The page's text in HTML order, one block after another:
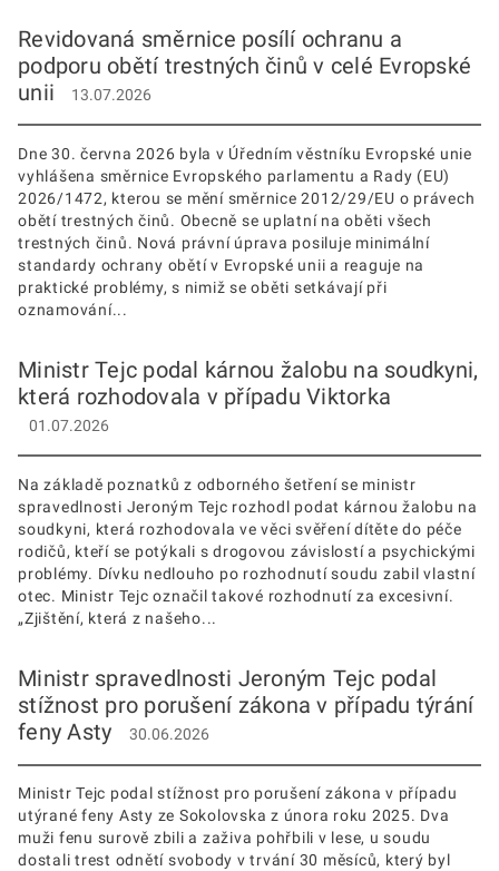
Revidovaná směrnice posílí ochranu a
podporu obětí trestných činů v celé Evropské
unii
13.07.2026
Dne 30. června 2026 byla v Úředním věstníku Evropské unie
vyhlášena směrnice Evropského parlamentu a Rady (EU)
2026/1472, kterou se mění směrnice 2012/29/EU o právech
obětí trestných činů. Obecně se uplatní na oběti všech
trestných činů. Nová právní úprava posiluje minimální
standardy ochrany obětí v Evropské unii a reaguje na
praktické problémy, s nimiž se oběti setkávají při
oznamování...
Ministr Tejc podal kárnou žalobu na soudkyni,
která rozhodovala v případu Viktorka
01.07.2026
Na základě poznatků z odborného šetření se ministr
spravedlnosti Jeroným Tejc rozhodl podat kárnou žalobu na
soudkyni, která rozhodovala ve věci svěření dítěte do péče
rodičů, kteří se potýkali s drogovou závislostí a psychickými
problémy. Dívku nedlouho po rozhodnutí soudu zabil vlastní
otec. Ministr Tejc označil takové rozhodnutí za excesivní.
„Zjištění, která z našeho...
Ministr spravedlnosti Jeroným Tejc podal
stížnost pro porušení zákona v případu týrání
feny Asty
30.06.2026
Ministr Tejc podal stížnost pro porušení zákona v případu
utýrané feny Asty ze Sokolovska z února roku 2025. Dva
muži fenu surově zbili a zaživa pohřbili v lese, u soudu
dostali trest odnětí svobody v trvání 30 měsíců, který byl